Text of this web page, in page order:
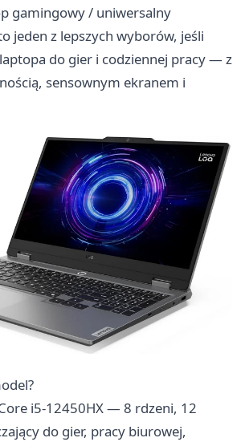
gamingowy / uniwersalny
jeden z lepszych wyborów, jeśli
do gier i codziennej pracy — z
sensownym ekranem i
i5-12450HX — 8 rdzeni, 12
do gier, pracy biurowej,